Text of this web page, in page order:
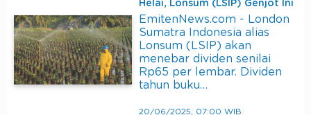
Helai, Lonsum (LSIP) Genjot Ini
EmitenNews.com - London
Sumatra Indonesia alias
Lonsum (LSIP) akan
menebar dividen senilai
Rp65 per lembar. Dividen
tahun buku…
20/06/2025, 07:00 WIB